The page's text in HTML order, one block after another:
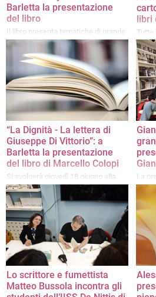
Barletta la presentazione
del libro
Il libro presenta tematiche di grande
attualità e di forte impatto sociale e
libri
Tutte
“La Dignità - La lettera di
Giuseppe Di Vittorio”: a
Barletta la presentazione
del libro di Marcello Colopi
Si svolgerà giovedì 18 giugno alla
libreria Mondadori
La
ieri
Lo scrittore e fumettista
Matteo Bussola incontra gli